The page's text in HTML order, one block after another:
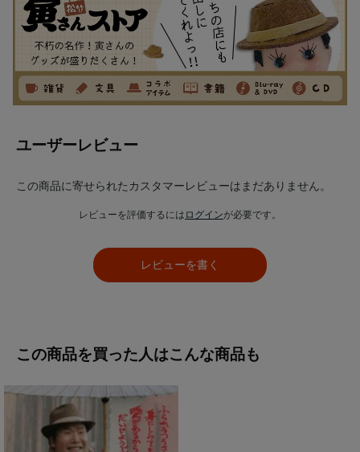
ユーザーレビュー
この商品に寄せられたカスタマーレビューはまだありません。
レビューを評価するには ログインが必要です。
レビューを書く
この商品を買った人はこんな商品も